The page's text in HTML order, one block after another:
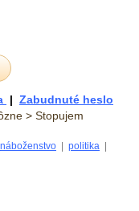
| Zabudnuté heslo
> Stopujem
náboženstvo politika